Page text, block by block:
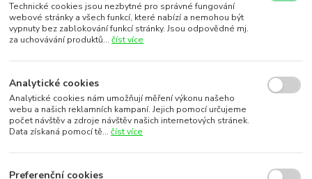
Technické cookies jsou nezbytné pro správné fungování
webové stránky a všech funkcí, které nabízí a nemohou být
vypnuty bez zablokování funkcí stránky. Jsou odpovědné mj.
za uchovávání produktů...číst více
Analytické cookies
Analytické cookies nám umožňují měření výkonu našeho
webu a našich reklamních kampaní. Jejich pomocí určujeme
počet návštěv a zdroje návštěv našich internetových stránek.
Data získaná pomocí tě...číst více
Preferenční cookies